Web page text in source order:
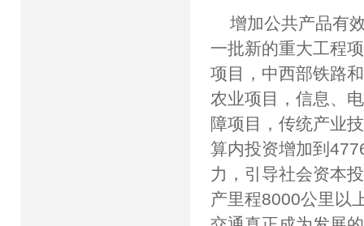
增加公共产品有
一批新的重大工程
项目，中西部铁路
农业项目，信息、
障项目，传统产业
算内投资增加到
力，引导社会资本
产里程8000公里以